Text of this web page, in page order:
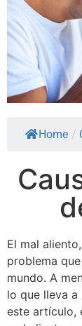
Home /
El mal
problema
mundo. A
lo que lleva a
este artículo,